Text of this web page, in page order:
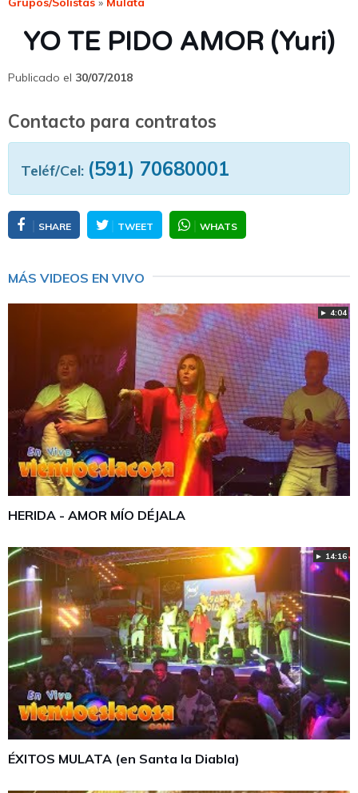
YO TE PIDO AMOR (Yuri)
Publicado el 30/07/2018
Contacto para contratos
Teléf/Cel: (591) 70680001
SHARE TWEET WHATS
MÁS VIDEOS EN VIVO
► 4:04
HERIDA - AMOR MÍO DÉJALA
► 14:16
ÉXITOS MULATA (en Santa la Diabla)